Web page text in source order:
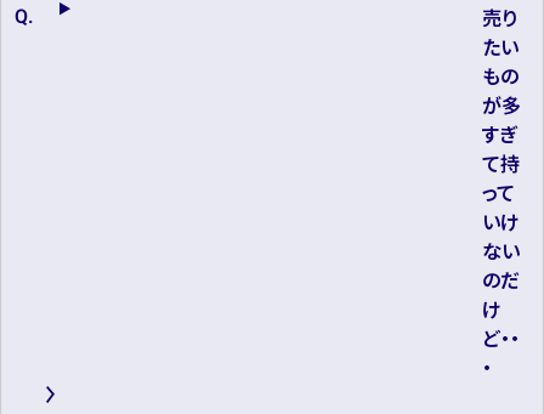
売り
たい
もの
が多
すぎ
て持
って
いけ
ない
のだ
け
ど・・
・